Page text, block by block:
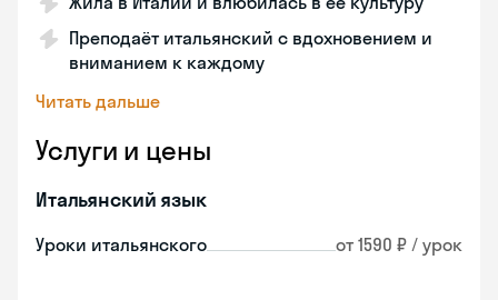
Преподаёт итальянский с вдохновением и
вниманием к каждому
Читать дальше
Услуги и цены
Итальянский язык
Уроки итальянского от 1590 ₽ / урок